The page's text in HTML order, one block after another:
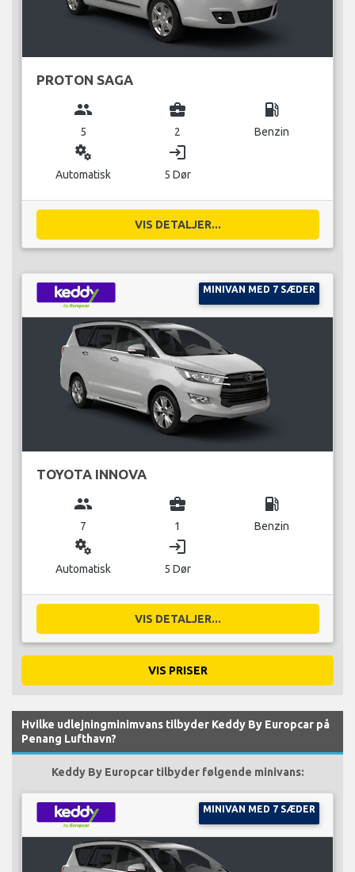
PROTON SAGA
group
5
business_center
2
local_gas_station
Benzin
miscellaneous_services
Automatisk
login
5 Dør
VIS DETALJER...
MINIVAN MED 7 SÆDER
TOYOTA INNOVA
group
7
business_center
1
local_gas_station
Benzin
miscellaneous_services
Automatisk
login
5 Dør
VIS DETALJER...
VIS PRISER
Hvilke udlejningminimvans tilbyder Keddy By Europcar på
Penang Lufthavn?
Keddy By Europcar tilbyder følgende minivans:
MINIVAN MED 7 SÆDER